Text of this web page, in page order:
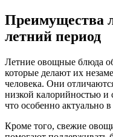
Преимущества
летний период
Летние овощные блюда
которые делают их
человека. Они
низкой калорийностью и
что особенно актуально
Кроме того, свежие